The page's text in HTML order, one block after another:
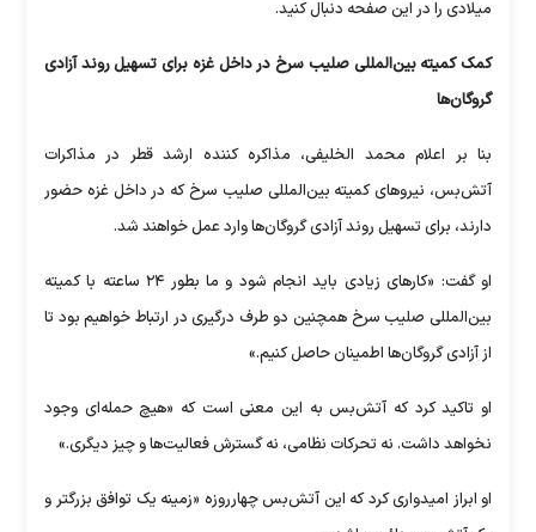
میلادی را‌ در این صفحه دنبال کنید.
کمک کمیته بین‌المللی صلیب سرخ در داخل غزه برای تسهیل روند آزادی
گروگان‌ها
بنا بر اعلام محمد الخلیفی، مذاکره کننده ارشد قطر در مذاکرات
آتش‌بس، نیروهای کمیته بین‌المللی صلیب سرخ که در داخل غزه حضور
دارند، برای تسهیل روند آزادی گروگان‌ها وارد عمل خواهند شد.
او گفت: «کارهای زیادی باید انجام شود و ما بطور ۲۴ ساعته با کمیته
بین‌المللی صلیب سرخ همچنین دو طرف درگیری در ارتباط خواهیم بود تا
از آزادی گروگان‌ها اطمینان حاصل کنیم.»
او تاکید کرد که آتش‌بس به این معنی است که «هیچ حمله‌ای وجود
نخواهد داشت. نه تحرکات نظامی، نه گسترش فعالیت‌ها و چیز دیگری.»
او ابراز امیدواری کرد که این آتش‌بس چهارروزه «زمینه یک توافق بزرگتر و